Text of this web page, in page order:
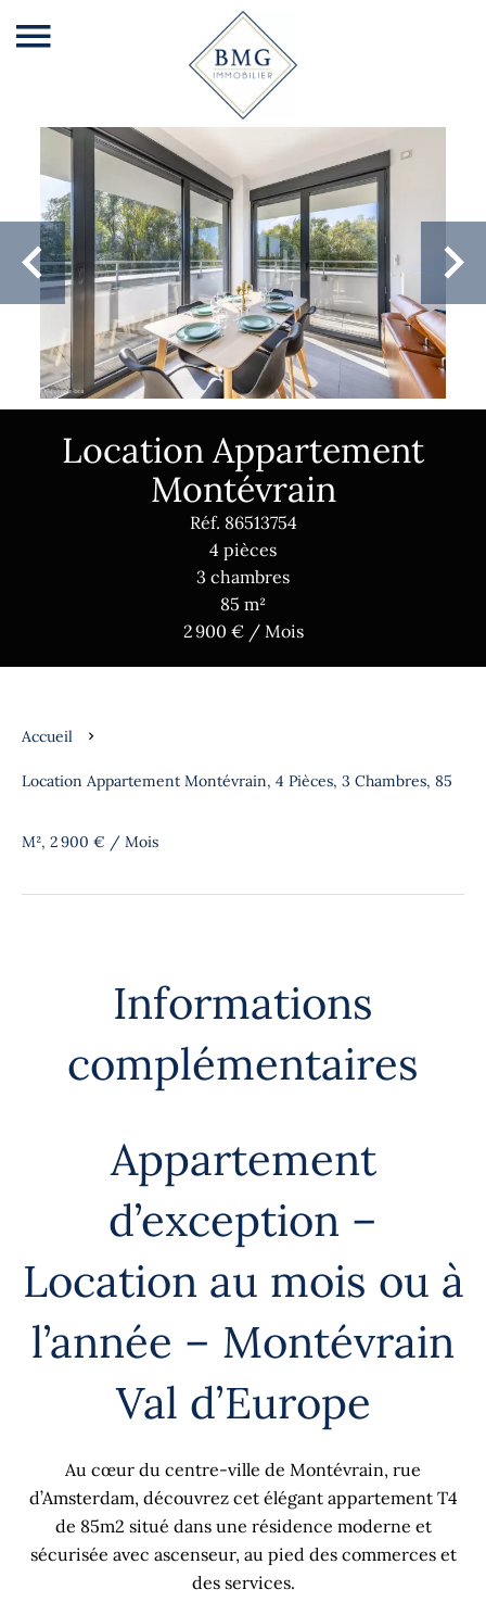
Location Appartement
Montévrain
Réf. 86513754
4 pièces
3 chambres
85 m²
2 900 € / Mois
Accueil
Location Appartement Montévrain, 4 Pièces, 3 Chambres, 85
M², 2 900 € / Mois
Informations
complémentaires
Appartement
d’exception –
Location au mois ou à
l’année – Montévrain
Val d’Europe
Au cœur du centre-ville de Montévrain, rue
d’Amsterdam, découvrez cet élégant appartement T4
de 85m2 situé dans une résidence moderne et
sécurisée avec ascenseur, au pied des commerces et
des services.